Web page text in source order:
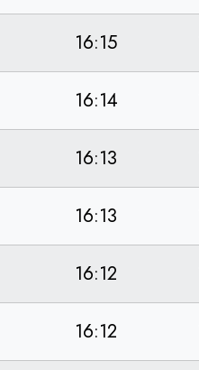
16:15
16:14
16:13
16:13
16:12
16:12